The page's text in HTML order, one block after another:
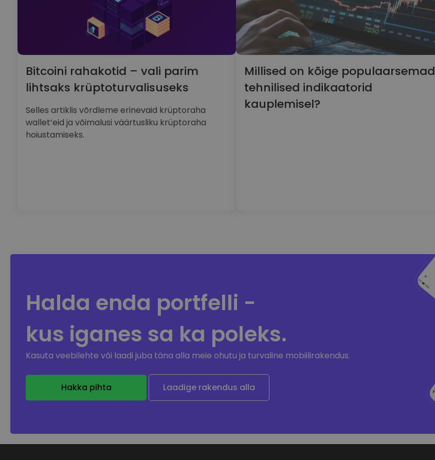
Bitcoini rahakotid – vali parim
lihtsaks krüptoturvalisuseks
Selles artiklis võrdleme erinevaid krüptoraha
wallet’eid ja võimalusi väärtusliku krüptoraha
hoiustamiseks.
Millised on kõige populaarsemad
tehnilised indikaatorid
kauplemisel?
Halda enda portfelli -
kus iganes sa ka poleks.
Kasuta veebilehte või laadi juba täna alla meie ohutu ja turvaline mobiilirakendus.
Hakka pihta Laadige rakendus alla